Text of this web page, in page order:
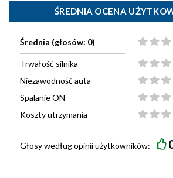
ŚREDNIA OCENA
Średnia (głosów: 0)
Trwałość silnika
Niezawodność auta
Spalanie ON
Koszty utrzymania
Głosy wedługopiniiużytkowników: